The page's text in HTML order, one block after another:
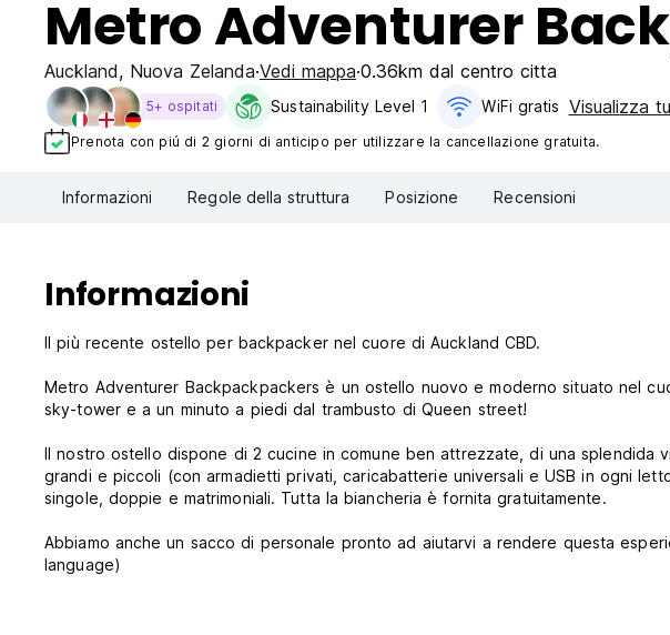
Metro Adventurer
Auckland, Nuova Zelanda Vedi mappa 0.36km dal centro citta
5+ ospitati Sustainability Level 1 WiFi gratis Visualizza
Prenota con piú di 2 giorni di anticipo per utilizzare la cancellazione gratuita.
Informazioni Regole della struttura Posizione Recensioni
Informazioni
Il più recente ostello per backpacker nel cuore di Auckland CBD.
Metro Adventurer Backpackpackers è un ostello nuovo e moderno situato nel
sky-tower e a un minuto a piedi dal trambusto di Queen street!
Il nostro ostello dispone di 2 cucine in comune ben attrezzate, di una splendida
grandi e piccoli (con armadietti privati, caricabatterie universali e USB in ogni
singole, doppie e matrimoniali. Tutta la biancheria è fornita gratuitamente.
Abbiamo anche un sacco di personale pronto ad aiutarvi a rendere questa
language)